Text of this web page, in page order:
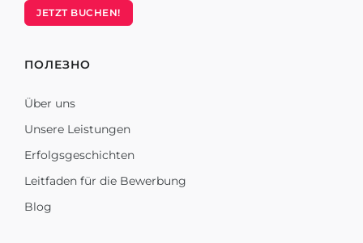
JETZT BUCHEN!
ПОЛЕЗНО
Über uns
Unsere Leistungen
Erfolgsgeschichten
Leitfaden für die Bewerbung
Blog